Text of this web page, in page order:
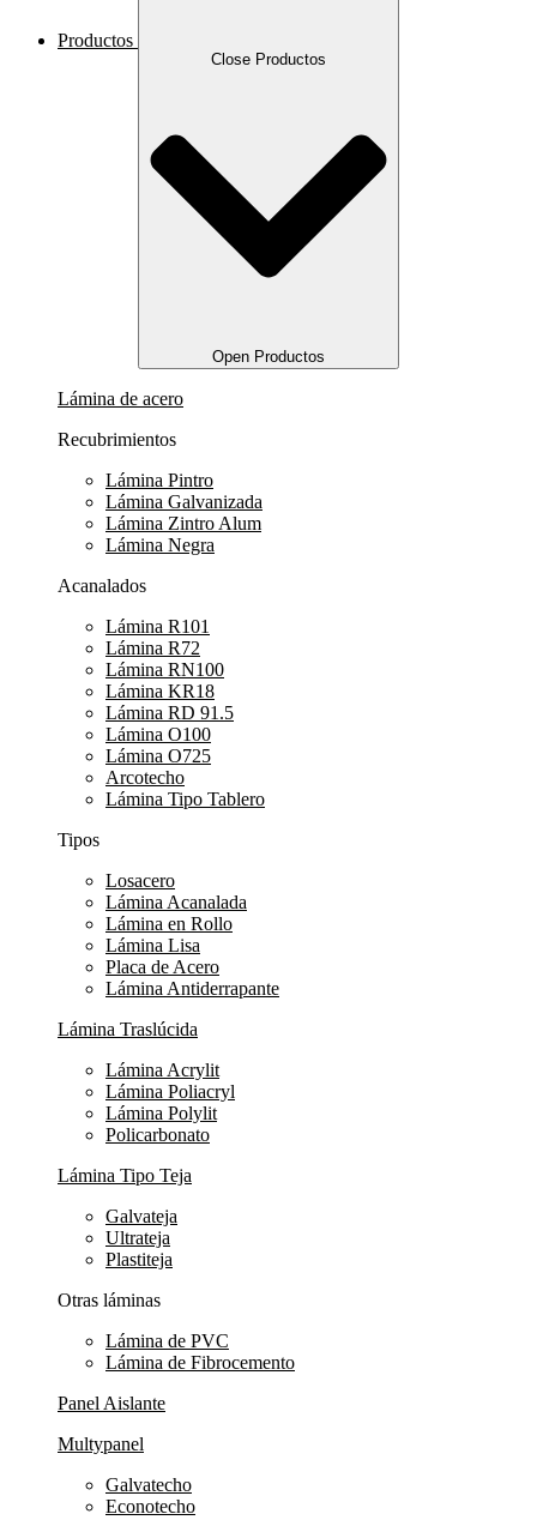
Productos
Close Productos
Open Productos
Lámina de acero
Recubrimientos
Lámina Pintro
Lámina Galvanizada
Lámina Zintro Alum
Lámina Negra
Acanalados
Lámina R101
Lámina R72
Lámina RN100
Lámina KR18
Lámina RD 91.5
Lámina O100
Lámina O725
Arcotecho
Lámina Tipo Tablero
Tipos
Losacero
Lámina Acanalada
Lámina en Rollo
Lámina Lisa
Placa de Acero
Lámina Antiderrapante
Lámina Traslúcida
Lámina Acrylit
Lámina Poliacryl
Lámina Polylit
Policarbonato
Lámina Tipo Teja
Galvateja
Ultrateja
Plastiteja
Otras láminas
Lámina de PVC
Lámina de Fibrocemento
Panel Aislante
Multypanel
Galvatecho
Econotecho